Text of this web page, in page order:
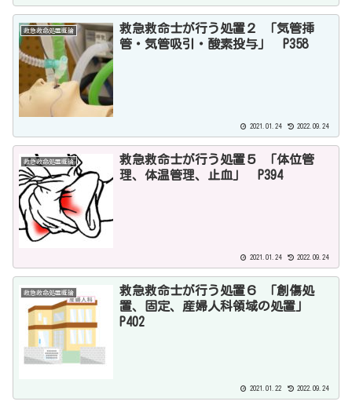
救急救命処置概論
救急救命士が行う処置２ 「気管挿
管・気管吸引・酸素投与」 P358
2021.01.24 2022.09.24
救急救命処置概論
救急救命士が行う処置５ 「体位管
理、体温管理、止血」 P394
2021.01.24 2022.09.24
救急救命処置概論
救急救命士が行う処置６ 「創傷処
置、固定、産婦人科領域の処置」
P402
2021.01.22 2022.09.24